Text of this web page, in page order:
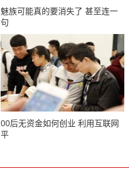
魅族可能真的要消失了 甚至连一
句
00后无资金如何创业 利用互联网
平